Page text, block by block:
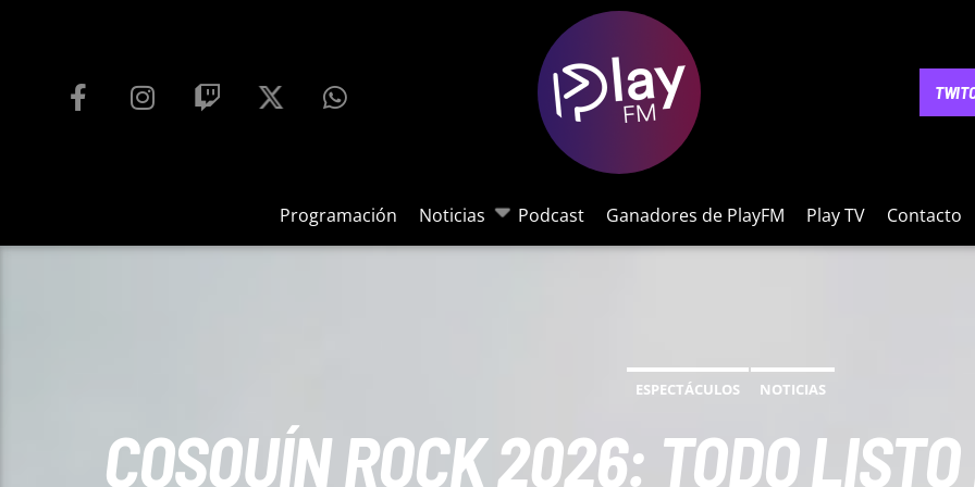
Programación Noticias Podcast Ganadores de PlayFM Play TV Contacto
NOTICIAS
ESPECTÁCULOS NOTICIAS
COSQUÍN ROCK 2026: TODO